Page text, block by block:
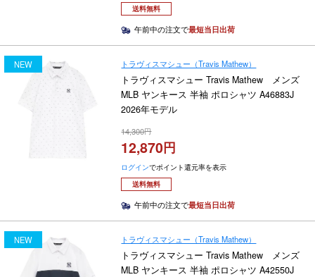
送料無料
午前中の注文で最短当日出荷
NEW トラヴィスマシュー（Travis Mathew）
トラヴィスマシュー Travis Mathew メンズ
MLB ヤンキース 半袖 ポロシャツ A46883J
2026年モデル
14,300
12,870
ログインでポイント還元率を表示
送料無料
午前中の注文で最短当日出荷
NEW トラヴィスマシュー（Travis Mathew）
トラヴィスマシュー Travis Mathew メンズ
MLB ヤンキース 半袖 ポロシャツ A42550J